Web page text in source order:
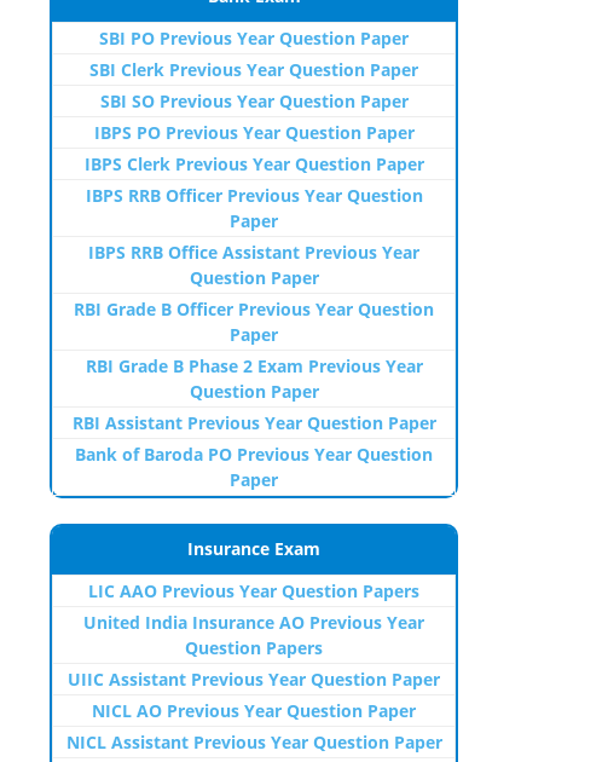
SBI PO Previous Year Question Paper
SBI Clerk Previous Year Question Paper
SBI SO Previous Year Question Paper
IBPS PO Previous Year Question Paper
IBPS Clerk Previous Year Question Paper
IBPS RRB Officer Previous Year Question
Paper
IBPS RRB Office Assistant Previous Year
Question Paper
RBI Grade B Officer Previous Year Question
Paper
RBI Grade B Phase 2 Exam Previous Year
Question Paper
RBI Assistant Previous Year Question Paper
Bank of Baroda PO Previous Year Question
Paper
Insurance Exam
LIC AAO Previous Year Question Papers
United India Insurance AO Previous Year
Question Papers
UIIC Assistant Previous Year Question Paper
NICL AO Previous Year Question Paper
NICL Assistant Previous Year Question Paper